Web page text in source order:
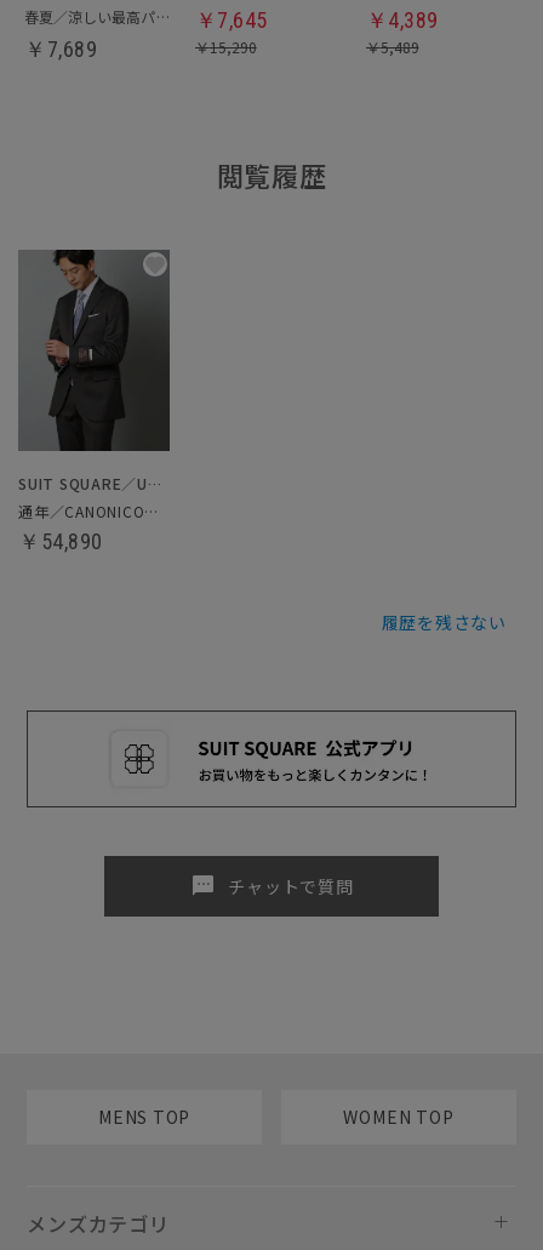
春夏／涼しい最高パンツ
￥ 7,689
￥ 7,645
￥15,290
￥ 4,389
￥5,489
閲覧履歴
SUIT SQUARE／UNIVERSAL LANGUAGE
通年／CANONICO／スーツ
￥54,890
履歴を残さない
sms チャットで質問
MENS TOP WOMEN TOP
メンズカテゴリ